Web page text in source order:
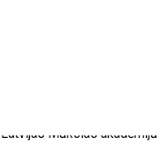
Latvijas Mākslas akadēmijā